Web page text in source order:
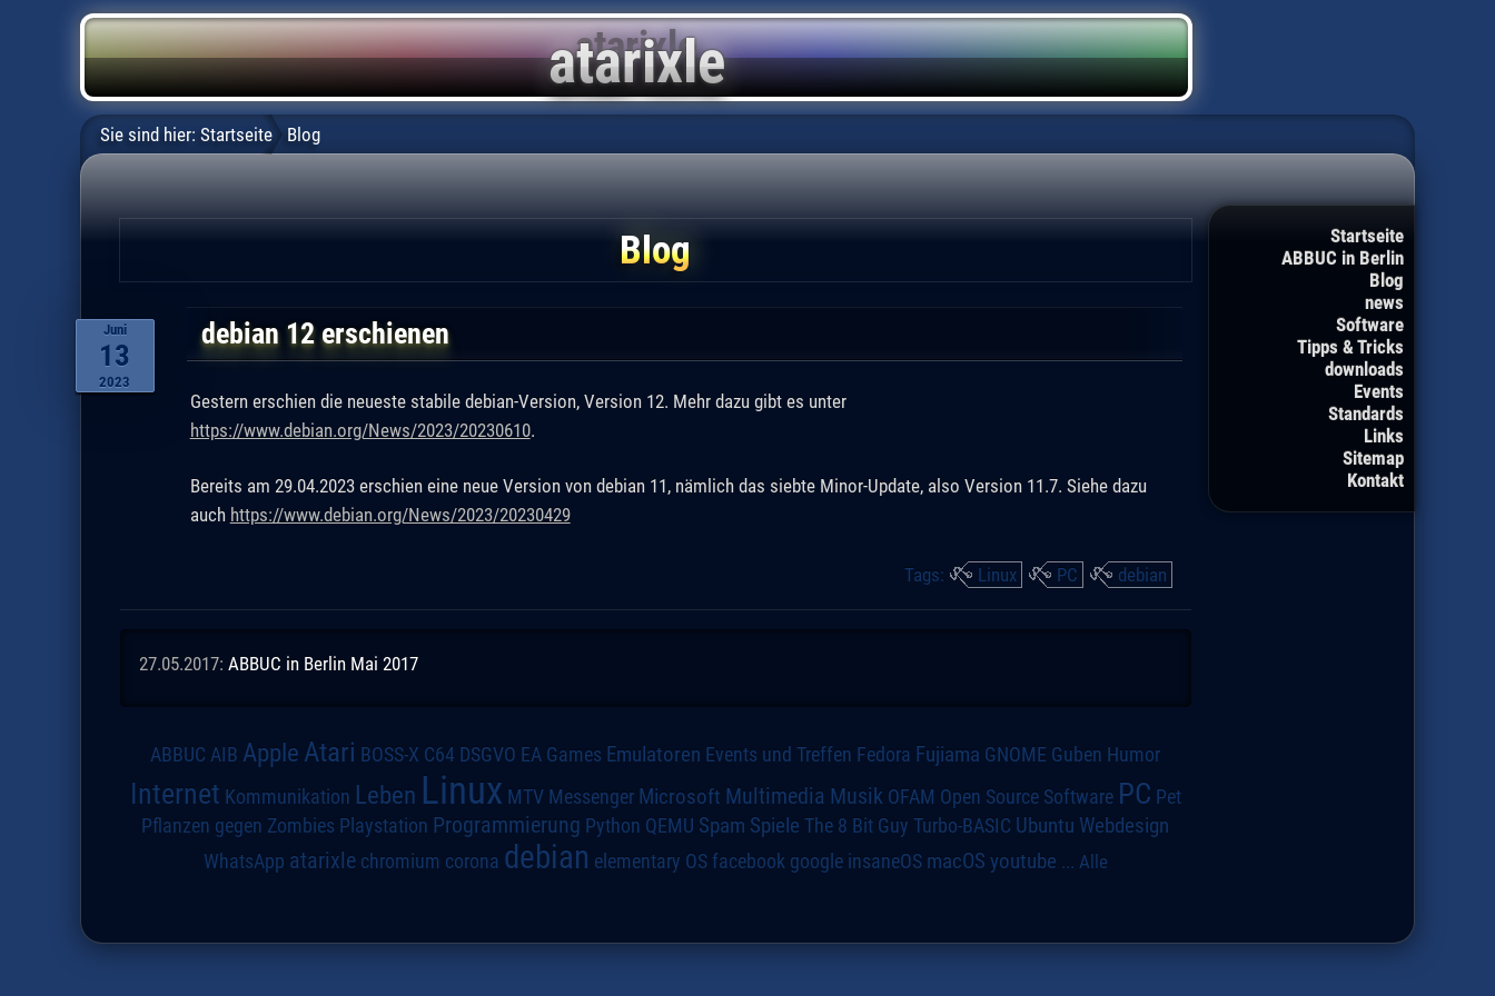
Startseite
ABBUC in Berlin
Blog
news
Software
Tipps & Tricks
downloads
Events
Standards
Links
Sitemap
Kontakt
Sie sind hier: Startseite Blog
Blog
Juni
13
2023
debian 12 erschienen
Gestern erschien die neueste stabile debian-Version, Version 12. Mehr dazu gibt es unter
https://www.debian.org/News/2023/20230610.
Bereits am 29.04.2023 erschien eine neue Version von debian 11, nämlich das siebte Minor-Update, also Version 11.7. Siehe dazu
auch https://www.debian.org/News/2023/20230429
Tags: Linux PC debian
27.05.2017: ABBUC in Berlin Mai 2017
ABBUC AIB AppleAtari BOSS-X C64 DSGVO EA Games Emulatoren Events und Treffen Fedora Fujiama GNOME Guben Humor
Internet Kommunikation Leben Linux MTV Messenger Microsoft Multimedia Musik OFAM Open Source Software PC Pet
Pflanzen gegen Zombies Playstation Programmierung Python QEMU Spam Spiele The 8 Bit Guy Turbo-BASIC Ubuntu Webdesign
WhatsApp atarixle chromium corona debian elementary OS facebook google insaneOS macOS youtube ... Alle